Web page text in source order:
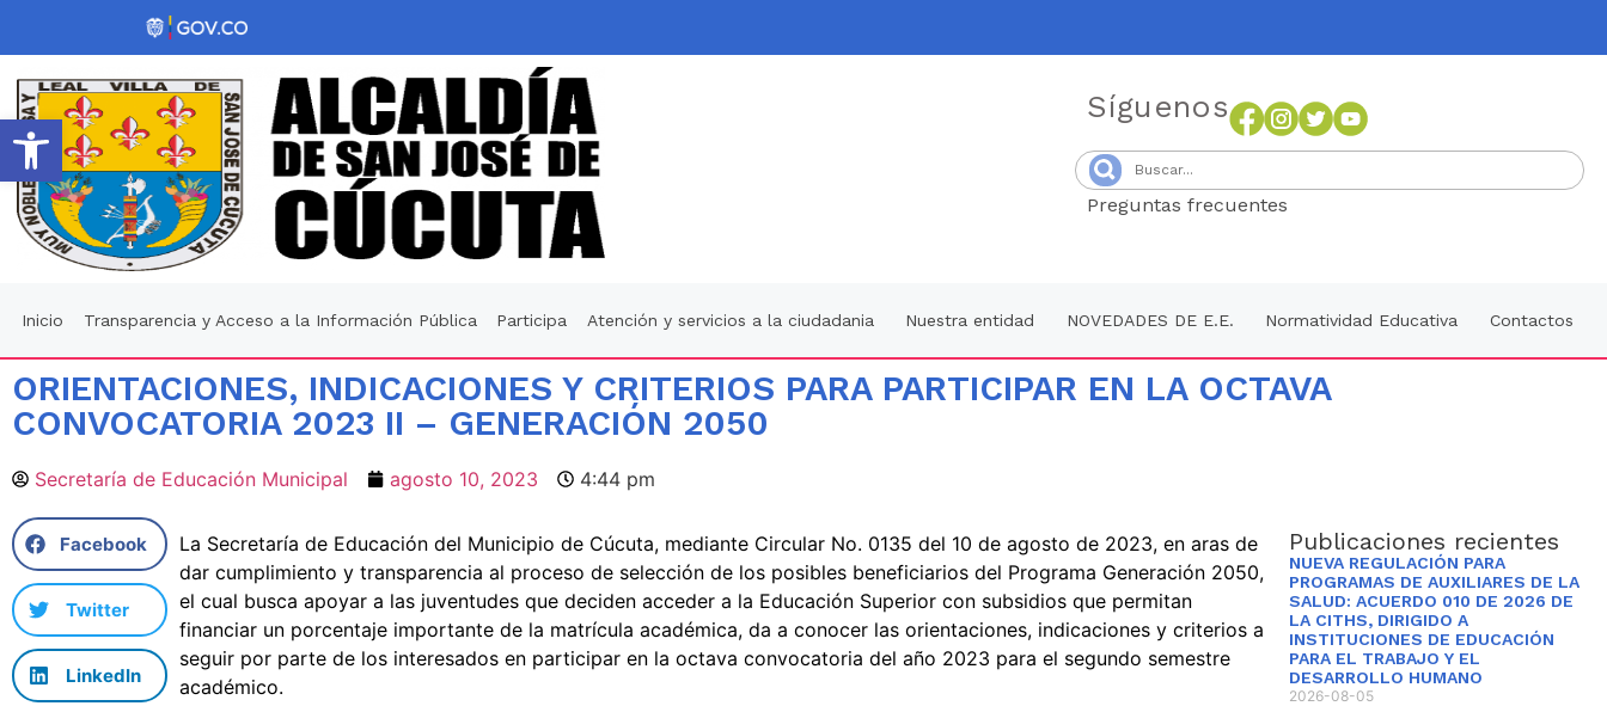
Abrir barra de herramientas
Síguenos
Preguntas frecuentes
Inicio Transparencia y Acceso a la Información Pública Participa Atención y servicios a la ciudadania Nuestra entidad NOVEDADES DE E.E. Normatividad Educativa Contactos
ORIENTACIONES, INDICACIONES Y CRITERIOS PARA PARTICIPAR EN LA OCTAVA
CONVOCATORIA 2023 II – GENERACIÓN 2050
Secretaría de Educación Municipal agosto 10, 2023 4:44 pm
Facebook
Twitter
LinkedIn
La Secretaría de Educación del Municipio de Cúcuta, mediante Circular No. 0135 del 10 de agosto de 2023, en aras de
dar cumplimiento y transparencia al proceso de selección de los posibles beneficiarios del Programa Generación 2050,
el cual busca apoyar a las juventudes que deciden acceder a la Educación Superior con subsidios que permitan
financiar un porcentaje importante de la matrícula académica, da a conocer las orientaciones, indicaciones y criterios a
seguir por parte de los interesados en participar en la octava convocatoria del año 2023 para el segundo semestre
académico.
Publicaciones recientes
NUEVA REGULACIÓN PARA
PROGRAMAS DE AUXILIARES DE LA
SALUD: ACUERDO 010 DE 2026 DE
LA CITHS, DIRIGIDO A
INSTITUCIONES DE EDUCACIÓN
PARA EL TRABAJO Y EL
DESARROLLO HUMANO
2026-08-05